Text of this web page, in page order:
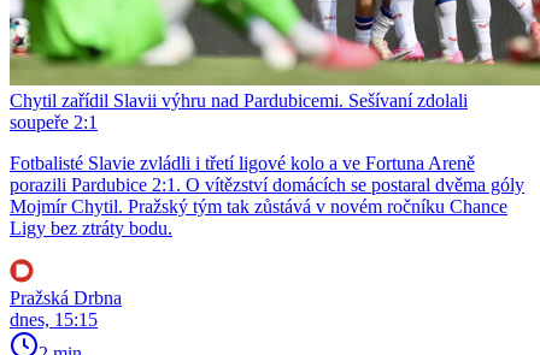
Chytil zařídil Slavii výhru nad Pardubicemi. Sešívaní zdolali
soupeře 2:1
Fotbalisté Slavie zvládli i třetí ligové kolo a ve Fortuna Areně
porazili Pardubice 2:1. O vítězství domácích se postaral dvěma góly
Mojmír Chytil. Pražský tým tak zůstává v novém ročníku Chance
Ligy bez ztráty bodu.
Pražská Drbna
dnes, 15:15